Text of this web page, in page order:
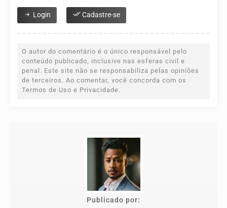
Login Cadastre-se
O autor do comentário é o único responsável pelo
conteúdo publicado, inclusive nas esferas civil e
penal. Este site não se responsabiliza pelas opiniões
de terceiros. Ao comentar, você concorda com os
Termos de Uso e Privacidade.
Publicado por: